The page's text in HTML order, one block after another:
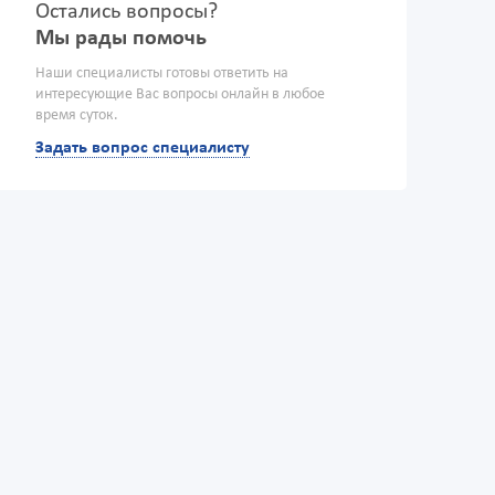
Остались вопросы?
Мы рады помочь
Наши специалисты готовы ответить на
интересующие Вас вопросы онлайн в любое
время суток.
Задать вопрос специалисту